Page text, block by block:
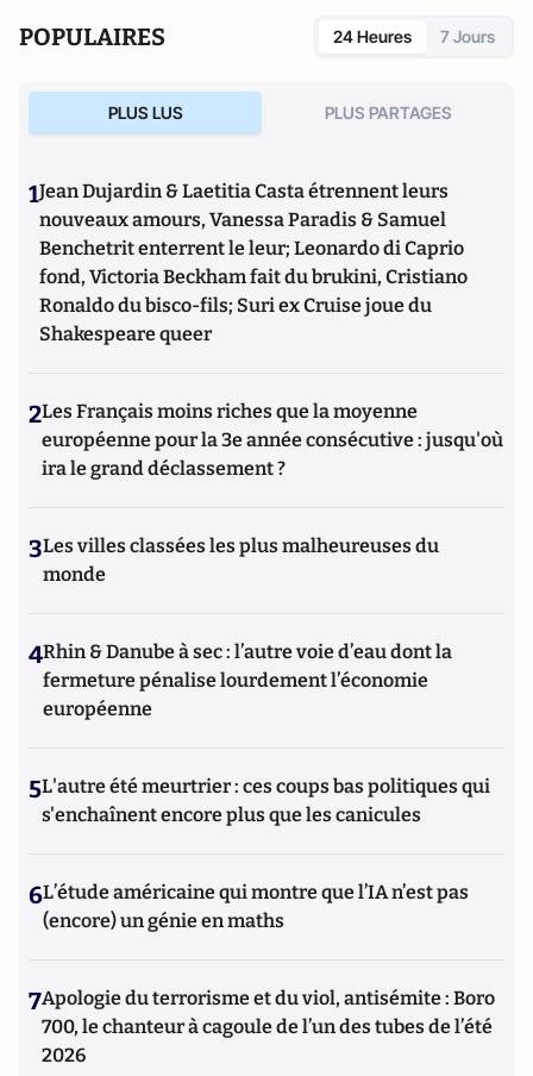
Carrefour du développement, Pasqua). Il est l'auteur deLa
(éditions Le Passeur, 2015). En 2017, il a publié
rien qu'elleetMoi, Emmanuel Macron, je me dis que...
les deux aux Editions Le Cerf.
POPULAIRES 24 Heures 7 Jours
PLUS LUS PLUS PARTAGES
1Jean Dujardin & Laetitia Casta étrennent leurs
nouveaux amours, Vanessa Paradis & Samuel
Benchetrit enterrent le leur; Leonardo di Caprio
fond, Victoria Beckham fait du brukini, Cristiano
Ronaldo du bisco-fils; Suri ex Cruise joue du
Shakespeare queer
2Les Français moins riches que la moyenne
européenne pour la 3e année consécutive : jusqu'où
ira le grand déclassement ?
3Les villes classées les plus malheureuses du
monde
4Rhin & Danube à sec : l’autre voie d’eau dont la
fermeture pénalise lourdement l’économie
européenne
5L'autre été meurtrier : ces coups bas politiques qui
s'enchaînent encore plus que les canicules
6L’étude américaine qui montre que l’IA n’est pas
(encore) un génie en maths
7Apologie du terrorisme et du viol, antisémite : Boro
700, le chanteur à cagoule de l’un des tubes de l’été
2026